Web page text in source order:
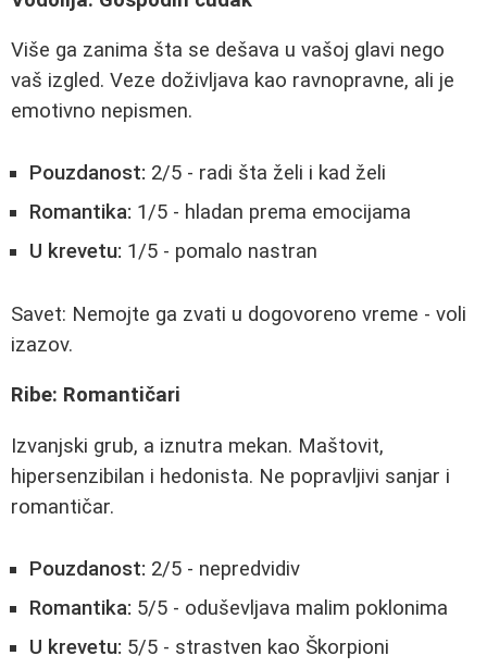
Više ga zanima šta se dešava u vašoj glavi nego
vaš izgled. Veze doživljava kao ravnopravne, ali je
emotivno nepismen.
Pouzdanost: 2/5 - radi šta želi i kad želi
Romantika: 1/5 - hladan prema emocijama
U krevetu: 1/5 - pomalo nastran
Savet: Nemojte ga zvati u dogovoreno vreme - voli
izazov.
Ribe: Romantičari
Izvanjski grub, a iznutra mekan. Maštovit,
hipersenzibilan i hedonista. Ne popravljivi sanjar i
romantičar.
Pouzdanost: 2/5 - nepredvidiv
Romantika: 5/5 - oduševljava malim poklonima
U krevetu: 5/5 - strastven kao Škorpioni